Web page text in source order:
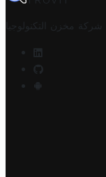
شركة مخزن التكنولوجيا